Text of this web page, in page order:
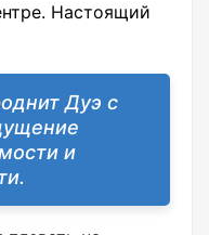
Настоящий
Дуэ с
и